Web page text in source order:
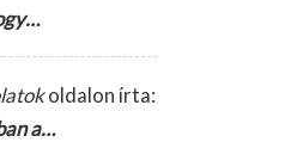
oldalon írta:
a…